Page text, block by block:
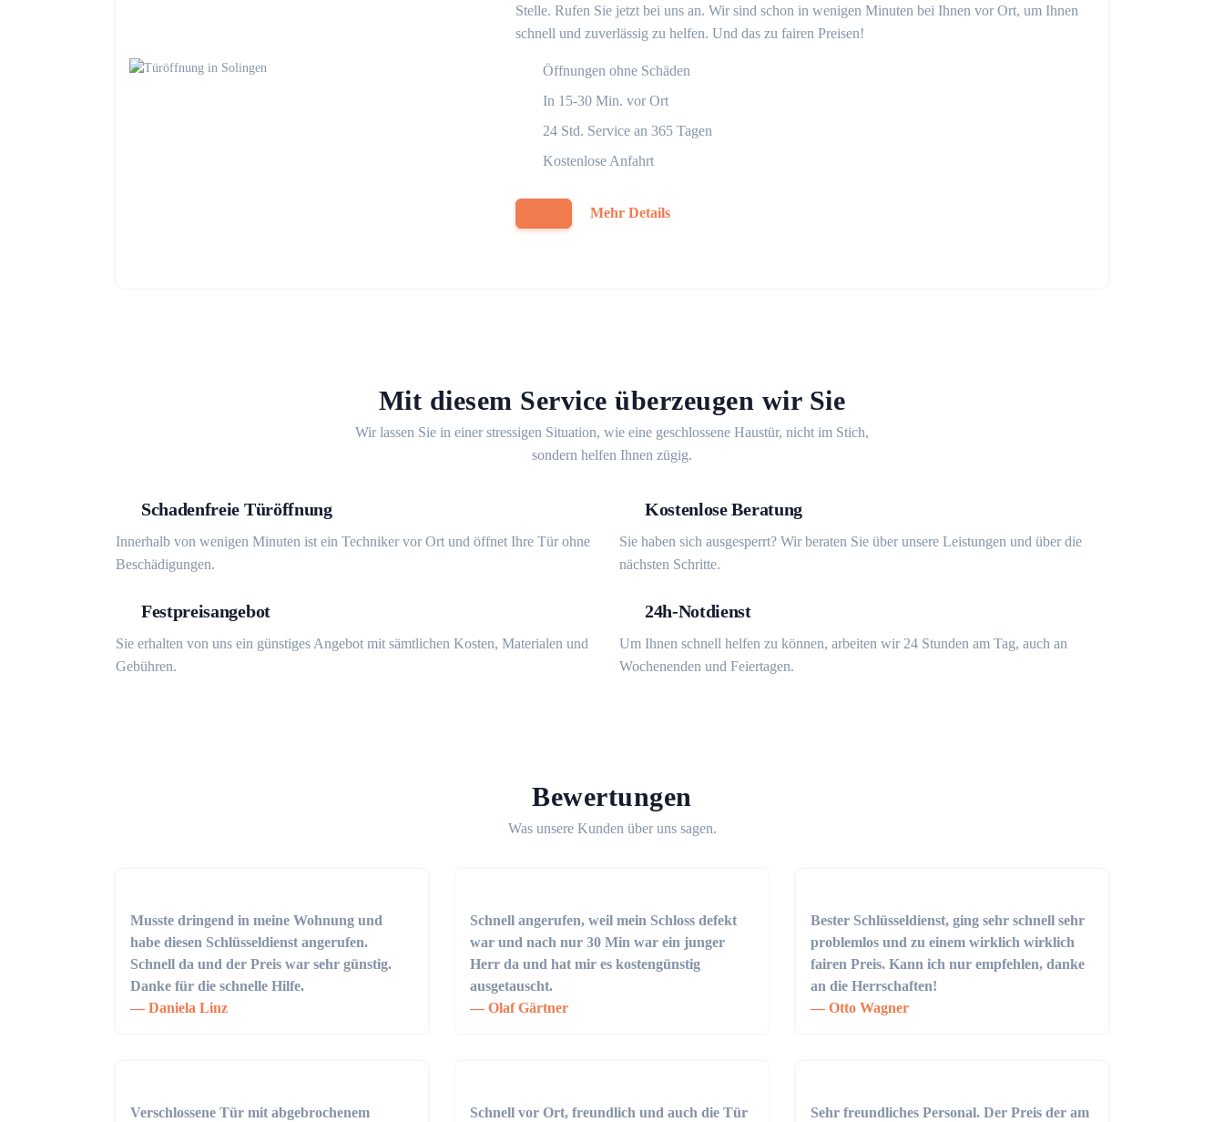
Stelle. Rufen Sie jetzt bei uns an. Wir sind schon in wenigen Minuten bei Ihnen vor Ort, um Ihnen
schnell und zuverlässig zu helfen. Und das zu fairen Preisen!
Öffnungen ohne Schäden
In 15-30 Min. vor Ort
24 Std. Service an 365 Tagen
Kostenlose Anfahrt
Mehr Details
Mit diesem Service überzeugen wir Sie
Wir lassen Sie in einer stressigen Situation, wie eine geschlossene Haustür, nicht im Stich,
sondern helfen Ihnen zügig.
Schadenfreie Türöffnung
Innerhalb von wenigen Minuten ist ein Techniker vor Ort und öffnet Ihre Tür ohne
Beschädigungen.
Kostenlose Beratung
Sie haben sich ausgesperrt? Wir beraten Sie über unsere Leistungen und über die
nächsten Schritte.
Festpreisangebot
Sie erhalten von uns ein günstiges Angebot mit sämtlichen Kosten, Materialen und
Gebühren.
24h-Notdienst
Um Ihnen schnell helfen zu können, arbeiten wir 24 Stunden am Tag, auch an
Wochenenden und Feiertagen.
Bewertungen
Was unsere Kunden über uns sagen.
Musste dringend in meine Wohnung und
habe diesen Schlüsseldienst angerufen.
Schnell da und der Preis war sehr günstig.
Danke für die schnelle Hilfe.
Daniela Linz
Schnell angerufen, weil mein Schloss defekt
war und nach nur 30 Min war ein junger
Herr da und hat mir es kostengünstig
ausgetauscht.
Olaf Gärtner
Bester Schlüsseldienst, ging sehr schnell sehr
problemlos und zu einem wirklich wirklich
fairen Preis. Kann ich nur empfehlen, danke
an die Herrschaften!
Otto Wagner
Verschlossene Tür mit abgebrochenem
Schnell vor Ort, freundlich und auch die Tür
Sehr freundliches Personal. Der Preis der am